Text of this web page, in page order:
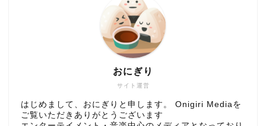
サイト運営
おにぎり
はじめまして、おにぎりと申します。 Onigiri Mediaを
ご覧いただきありがとうございます